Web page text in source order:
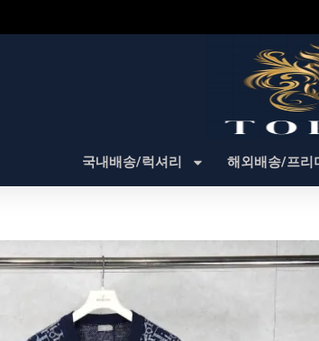
국내배송/럭셔리 해외배송/프리